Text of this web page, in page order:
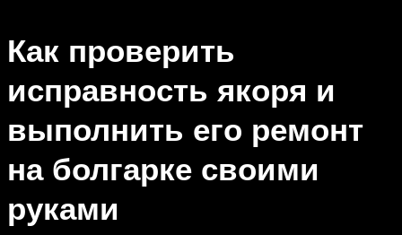
Как проверить
исправность якоря и
выполнить его ремонт
на болгарке своими
руками